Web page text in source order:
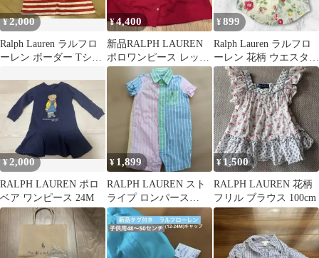
¥2,000
Ralph Lauren ラルフロ
ーレン ボーダー Tシャ
¥4,400
新品RALPH LAUREN
ポロワンピース レッド
アンダーパンツ付き
90cm
¥899
Ralph Lauren ラルフロ
ーレン 花柄 ウエスタン
シャツ 100 半袖
¥2,000
RALPH LAUREN ポロ
ベア ワンピース 24M
¥ 1,899
RALPH LAUREN スト
ライプ ロンパース
70cm
¥1,500
RALPH LAUREN 花柄
フリル ブラウス 100cm